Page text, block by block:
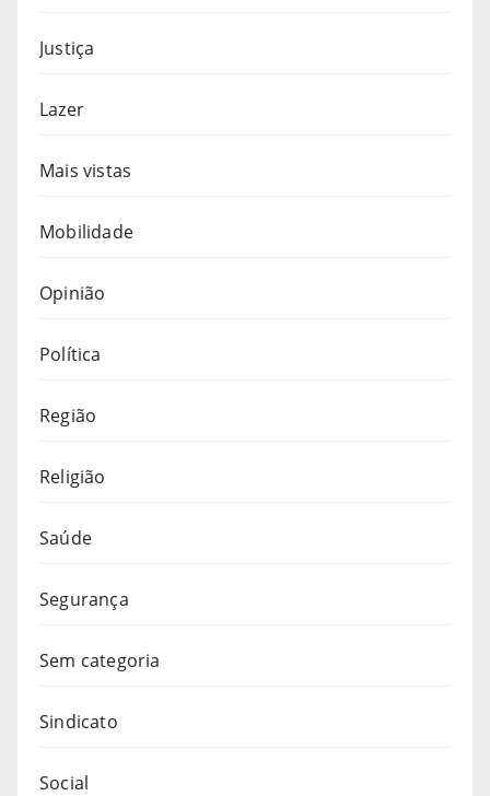
Justiça
Lazer
Mais vistas
Mobilidade
Opinião
Política
Região
Religião
Saúde
Segurança
Sem categoria
Sindicato
Social